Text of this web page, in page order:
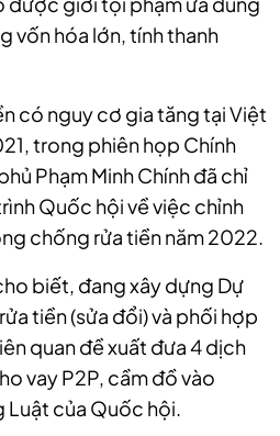
vốn hóa lớn, tính thanh
có nguy cơ gia tăng tại Việt
trong phiên họp Chính
Phạm Minh Chính đã chỉ
Quốc hội về việc chỉnh
chống rửa tiền năm 2022.
biết, đang xây dựng Dự
tiền (sửa đổi) và phối hợp
quan đề xuất đưa 4 dịch
vay P2P, cầm đồ vào
Luật của Quốc hội.